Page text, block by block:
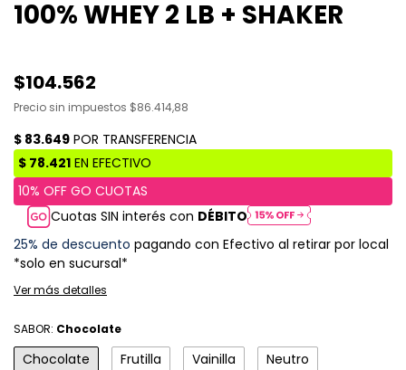
100% WHEY 2 LB + SHAKER
$104.562
Precio sin impuestos $86.414,88
Cuotas SIN interés con DÉBITO
25% de descuento pagando con Efectivo al retirar por local
*solo en sucursal*
Ver más detalles
SABOR: Chocolate
Chocolate Frutilla Vainilla Neutro